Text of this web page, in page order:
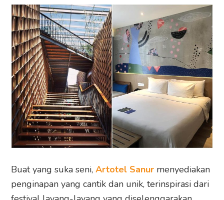
Buat yang suka seni,Artotel Sanur menyediakan
penginapan yang cantik dan unik, terinspirasi dari